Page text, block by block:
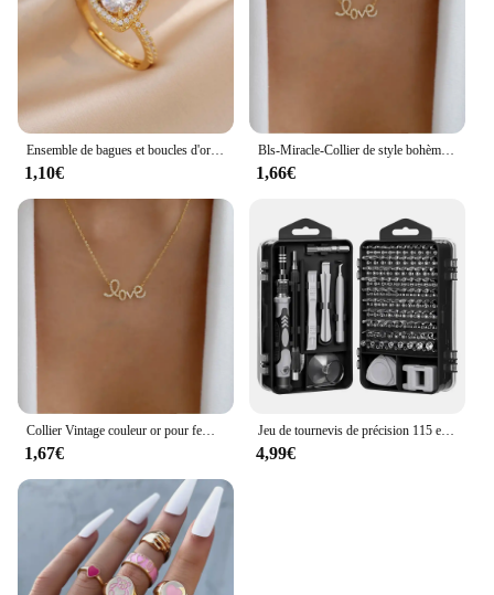
1,10€
Bls-Miracle-Collier de style bohème pour femme, pendentif en cristal multicouche, ensemble de colliers de la présidence, bijoux cadeaux, plusieurs styles
1,66€
Collier Vintage couleur or pour femmes, plusieurs Styles, style Boho, tendance, multicouche, pendentif en cristal, ensemble de bijoux cadeaux, nouvelle collection
1,67€
Jeu de tournevis de précision 115 en 1, outil de réparation professionnel multifonctionnel avec magnétique adapté à diverses réparations
4,99€